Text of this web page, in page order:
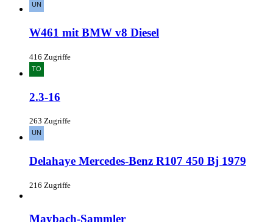
W461 mit BMW v8 Diesel
416 Zugriffe
2.3-16
263 Zugriffe
Delahaye Mercedes-Benz R107 450 Bj 1979
216 Zugriffe
Maybach-Sammler